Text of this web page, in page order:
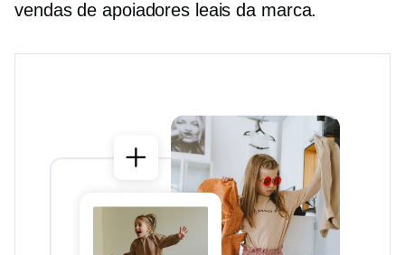
vendas de apoiadores leais da marca.